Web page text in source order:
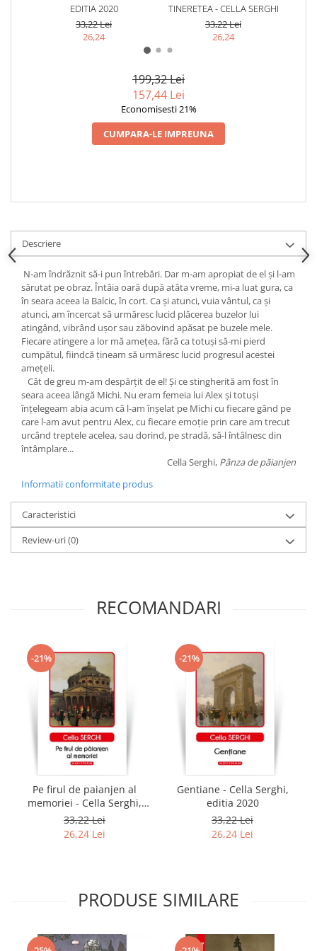
EDITIA 2020
33,22 Lei
26,24
TINERETEA - CELLA SERGHI
33,22 Lei
26,24
199,32 Lei
157,44 Lei
Economisesti 21%
CUMPARA-LE IMPREUNA
Descriere
N-am îndrăznit să-i pun întrebări. Dar m-am apropiat de el şi l-am
sărutat pe obraz. Întâia oară după atâta vreme, mi-a luat gura, ca
în seara aceea la Balcic, în cort. Ca şi atunci, vuia vântul, ca şi
atunci, am încercat să urmăresc lucid plăcerea buzelor lui
atingând, vibrând uşor sau zăbovind apăsat pe buzele mele.
Fiecare atingere a lor mă ameţea, fără ca totuşi să-mi pierd
cumpătul, fiindcă ţineam să urmăresc lucid progresul acestei
ameţeli.
Cât de greu m-am despărţit de el! Şi ce stingherită am fost în
seara aceea lângă Michi. Nu eram femeia lui Alex şi totuşi
înţelegeam abia acum că l-am înşelat pe Michi cu fiecare gând pe
care l-am avut pentru Alex, cu fiecare emoţie prin care am trecut
urcând treptele acelea, sau dorind, pe stradă, să-l întâlnesc din
întâmplare...
Cella Serghi, Pânza de păianjen
Informatii conformitate produs
Caracteristici
Review-uri(0)
RECOMANDARI
-21%
Pe firul de paianjen al
memoriei - Cella Serghi,
editia 2020
33,22 Lei
26,24 Lei
-21%
Gentiane - Cella Serghi,
editia 2020
33,22 Lei
26,24 Lei
PRODUSE SIMILARE